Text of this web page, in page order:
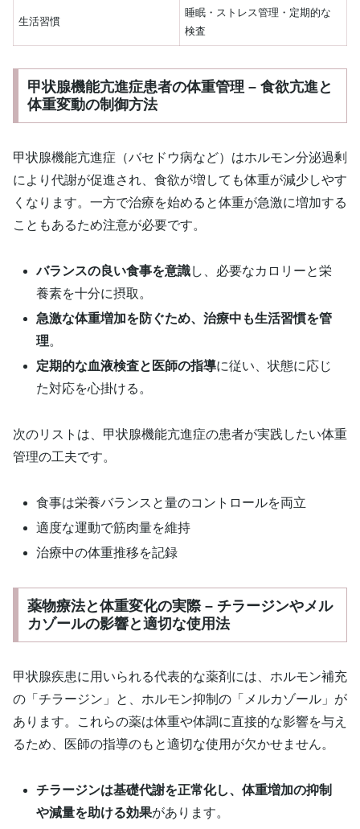
生活習慣
睡眠・ストレス管理・定期的な
検査
甲状腺機能亢進症患者の体重管理 – 食欲亢進と
体重変動の制御方法
甲状腺機能亢進症（バセドウ病など）はホルモン分泌過剰
により代謝が促進され、食欲が増しても体重が減少しやす
くなります。一方で治療を始めると体重が急激に増加する
こともあるため注意が必要です。
バランスの良い食事を意識し、必要なカロリーと栄
養素を十分に摂取。
急激な体重増加を防ぐため、治療中も生活習慣を管
理。
定期的な血液検査と医師の指導に従い、状態に応じ
た対応を心掛ける。
次のリストは、甲状腺機能亢進症の患者が実践したい体重
管理の工夫です。
食事は栄養バランスと量のコントロールを両立
適度な運動で筋肉量を維持
治療中の体重推移を記録
薬物療法と体重変化の実際 – チラージンやメル
カゾールの影響と適切な使用法
甲状腺疾患に用いられる代表的な薬剤には、ホルモン補充
の「チラージン」と、ホルモン抑制の「メルカゾール」が
あります。これらの薬は体重や体調に直接的な影響を与え
るため、医師の指導のもと適切な使用が欠かせません。
チラージンは基礎代謝を正常化し、体重増加の抑制
や減量を助ける効果があります。